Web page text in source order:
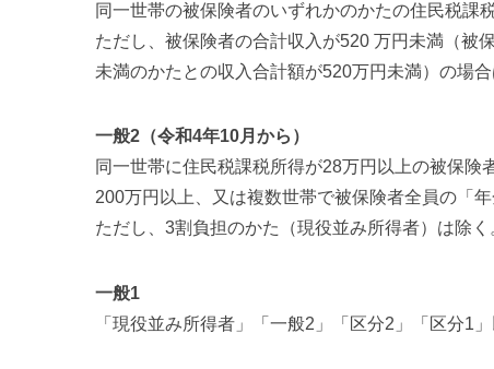
同一世帯の被保険者のいずれかのかたの住民税課
ただし、被保険者の合計収入が520 万円未満（被
未満のかたとの収入合計額が520万円未満）の場合
一般2（令和4年10月から）
同一世帯に住民税課税所得が28万円以上の被保
200万円以上、又は複数世帯で被保険者全員の「
ただし、3割負担のかた（現役並み所得者）は除く
一般1
「現役並み所得者」「一般2」「区分2」「区分1」